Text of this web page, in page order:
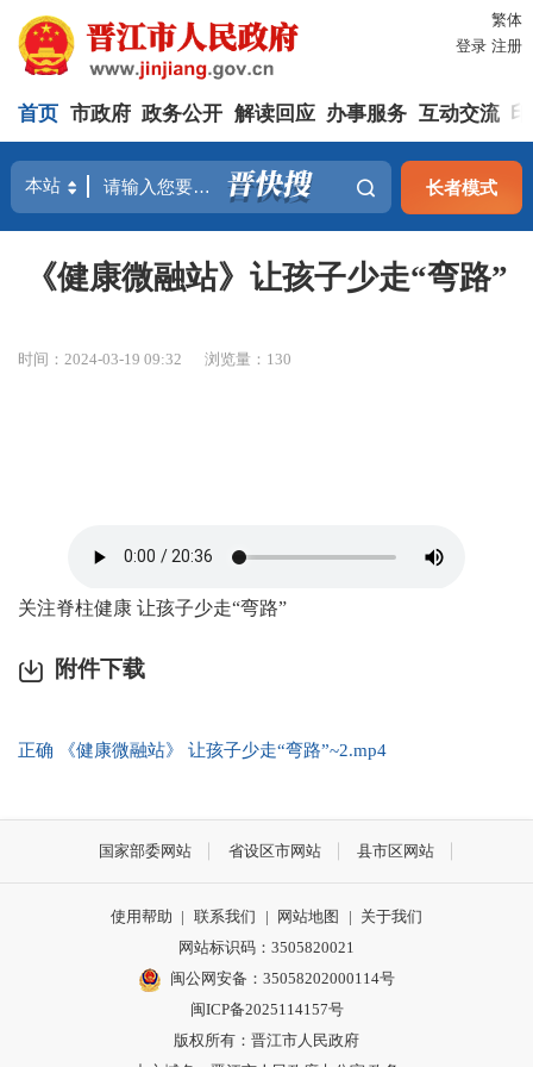
繁体
登录 注册
首页 市政府 政务公开 解读回应 办事服务 互动交流
长者模式
《健康微融站》让孩子少走“弯路”
时间：2024-03-19 09:32 浏览量： 130
关注脊柱健康 让孩子少走“弯路”
附件下载
正确 《健康微融站》 让孩子少走“弯路”~2.mp4
国家部委网站 省设区市网站 县市区网站
使用帮助 | 联系我们 | 网站地图 | 关于我们
网站标识码：3505820021
闽公网安备：35058202000114号
闽ICP备2025114157号
版权所有：晋江市人民政府